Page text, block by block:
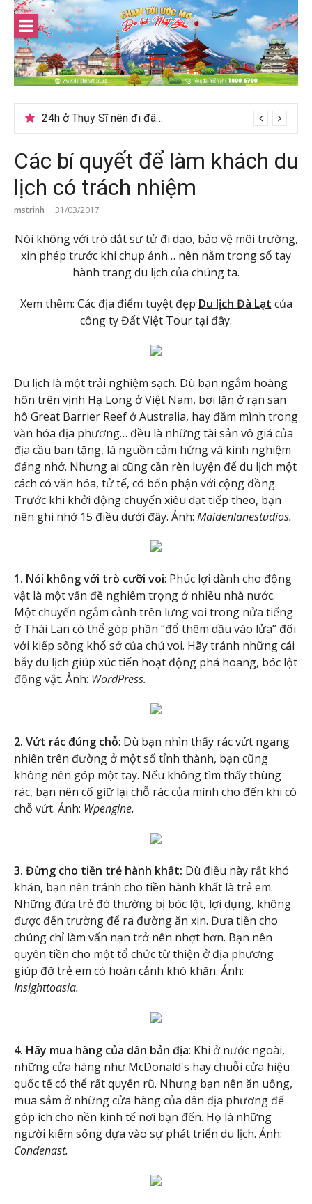
Skip
content
24h ở Thụy Sĩ nên đi đâu, chơi gì?
Du lịch Sri Lanka – Bật mí nên đi mùa nào đẹp
Các bí quyết để làm khách du
lịch có trách nhiệm
mstrinh 31/03/2017
Nói không với trò dắt sư tử đi dạo, bảo vệ môi trường,
xin phép trước khi chụp ảnh… nên nằm trong sổ tay
hành trang du lịch của chúng ta.
Xem thêm: Các địa điểm tuyệt đẹp Du lịch Đà Lạt của
công ty Đất Việt Tour tại đây.
Du lịch là một trải nghiệm sạch. Dù bạn ngắm hoàng
hôn trên vịnh Hạ Long ở Việt Nam, bơi lặn ở rạn san
hô Great Barrier Reef ở Australia, hay đắm mình trong
văn hóa địa phương… đều là những tài sản vô giá của
địa cầu ban tặng, là nguồn cảm hứng và kinh nghiệm
đáng nhớ. Nhưng ai cũng cần rèn luyện để du lịch một
cách có văn hóa, tử tế, có bổn phận với cộng đồng.
Trước khi khởi động chuyến xiêu dạt tiếp theo, bạn
nên ghi nhớ 15 điều dưới đây. Ảnh: Maidenlanestudios.
1. Nói không với trò cưỡi voi: Phúc lợi dành cho động
vật là một vấn đề nghiêm trọng ở nhiều nhà nước.
Một chuyến ngắm cảnh trên lưng voi trong nửa tiếng
ở Thái Lan có thể góp phần “đổ thêm dầu vào lửa” đối
với kiếp sống khổ sở của chú voi. Hãy tránh những cái
bẫy du lịch giúp xúc tiến hoạt động phá hoang, bóc lột
động vật. Ảnh: WordPress.
2. Vứt rác đúng chỗ: Dù bạn nhìn thấy rác vứt ngang
nhiên trên đường ở một số tỉnh thành, bạn cũng
không nên góp một tay. Nếu không tìm thấy thùng
rác, bạn nên cố giữ lại chỗ rác của mình cho đến khi có
chỗ vứt. Ảnh: Wpengine.
3. Đừng cho tiền trẻ hành khất: Dù điều này rất khó
khăn, bạn nên tránh cho tiền hành khất là trẻ em.
Những đứa trẻ đó thường bị bóc lột, lợi dụng, không
được đến trường để ra đường ăn xin. Đưa tiền cho
chúng chỉ làm vấn nạn trở nên nhợt hơn. Bạn nên
quyên tiền cho một tổ chức từ thiện ở địa phương
giúp đỡ trẻ em có hoàn cảnh khó khăn. Ảnh:
Insighttoasia.
4. Hãy mua hàng của dân bản địa: Khi ở nước ngoài,
những cửa hàng như McDonald's hay chuỗi cửa hiệu
quốc tế có thể rất quyến rũ. Nhưng bạn nên ăn uống,
mua sắm ở những cửa hàng của dân địa phương để
góp ích cho nền kinh tế nơi bạn đến. Họ là những
người kiếm sống dựa vào sự phát triển du lịch. Ảnh:
Condenast.